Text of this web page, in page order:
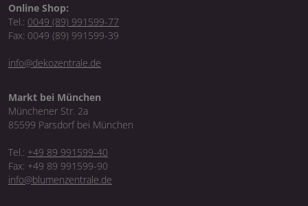
Online Shop:
Tel.: 0049 (89) 991599-77
Fax: 0049 (89) 991599-39
info@dekozentrale.de
Markt bei München
Münchener Str. 2a
85599 Parsdorf bei München
Tel.: +49 89 991599-40
Fax: +49 89 991599-90
info@blumenzentrale.de